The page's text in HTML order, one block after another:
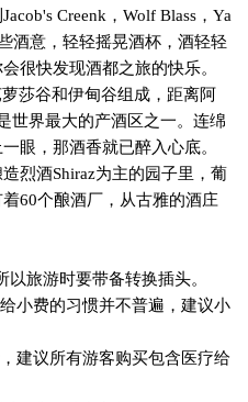
Jacob's Creenk ， Wolf Blass ， Ya
酒意，轻轻摇晃酒杯，酒轻轻
很快发现酒都之旅的快乐。
莎谷和伊甸谷组成，距离阿
世界最大的产酒区之一。连绵
眼，那酒香就已醉入心底。
烈酒Shiraz为主的园子里，葡
着60个酿酒厂，从古雅的酒庄
以旅游时要带备转换插头。
小费的习惯并不普遍，建议小
建议所有游客购买包含医疗给